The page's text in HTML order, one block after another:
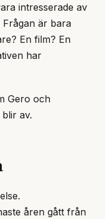
intresserade av
är bara
En film? En
har
Gero och
av.
åren gått från